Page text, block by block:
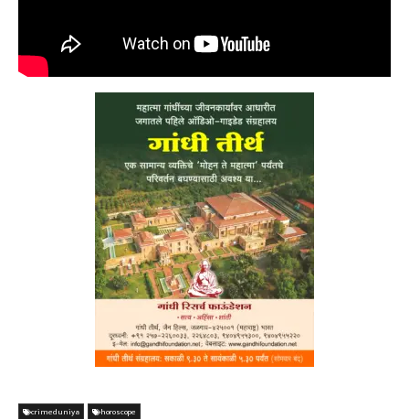
crimeduniya horoscope